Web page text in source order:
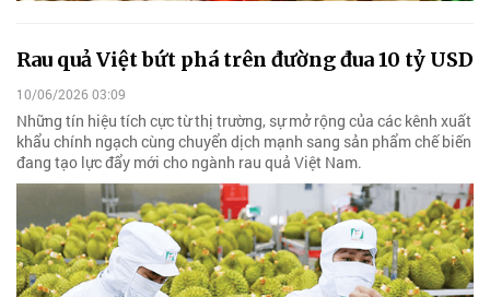
Rau quả Việt bứt phá trên đường đua 10 tỷ USD
10/06/2026 03:09
Những tín hiệu tích cực từ thị trường, sự mở rộng của các kênh xuất
khẩu chính ngạch cùng chuyển dịch mạnh sang sản phẩm chế biến
đang tạo lực đẩy mới cho ngành rau quả Việt Nam.